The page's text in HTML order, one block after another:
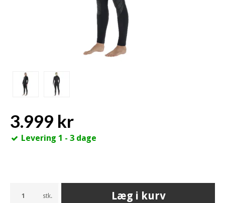
3.999 kr
Levering 1 - 3 dage
stk. Læg i kurv